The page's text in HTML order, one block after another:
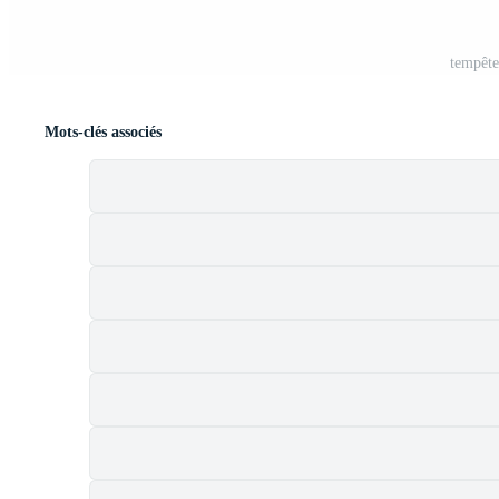
Mots-clés associés